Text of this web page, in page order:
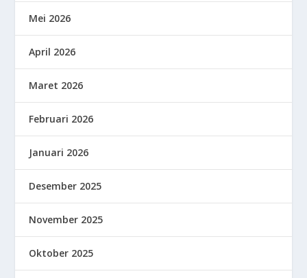
Mei 2026
April 2026
Maret 2026
Februari 2026
Januari 2026
Desember 2025
November 2025
Oktober 2025